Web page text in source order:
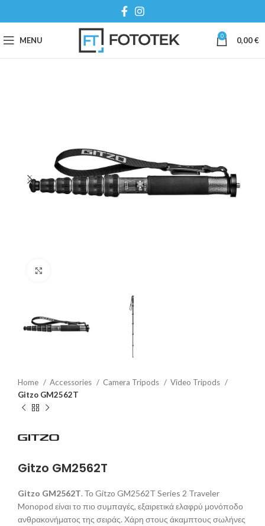
MENU 0 0,00€
Home Accessories Camera Tripods
Video Tripods
Gitzo GM2562T
Gitzo GM2562T
Gitzo GM2562T. Το Gitzo GM2562T Series 2 Traveler
Monopod είναι το πιο συμπαγές, εξαιρετικά ελαφρύ μονόποδο
ανθρακονήματος της σειράς. Χάρη στους άκαμπτους σωλήνες